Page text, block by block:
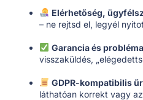
Elérhetőség,
– ne rejtsd el, legyél
Garancia és
visszaküldés,
GDPR-kompatibilis
láthatóan korrekt vagy